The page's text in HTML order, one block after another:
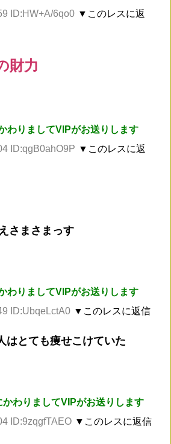
ID:HW+A/6qo0 ▼このレスに返
財力
わりましてVIPがお送りします
ID:qgB0ahO9P ▼このレスに返
さまさまっす
わりましてVIPがお送りします
ID:UbqeLctA0 ▼このレスに返信
はとても痩せこけていた
かわりましてVIPがお送りします
ID:9zqgfTAEO ▼このレスに返信